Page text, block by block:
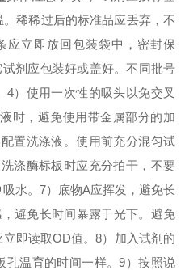
稀稀过后的标准品应丢弃，不
应立即放回包装袋中，密封保
剂应包装好或盖好。不同批号
4）使用一次性的吸头以免交叉
时，避免使用带金属部分的加
置洗涤液。使用前充分混匀试
涤酶标板时应充分拍干，不要
水。 7）底物A应挥发，避免长
避免长时间暴露于光下。避免
立即读取OD值。8）加入试剂的
孔温育的时间一样。9）按照说